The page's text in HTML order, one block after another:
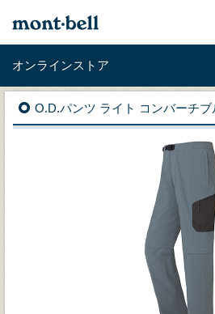
オンラインストア
O.D.パンツ ライト コンバーチブ